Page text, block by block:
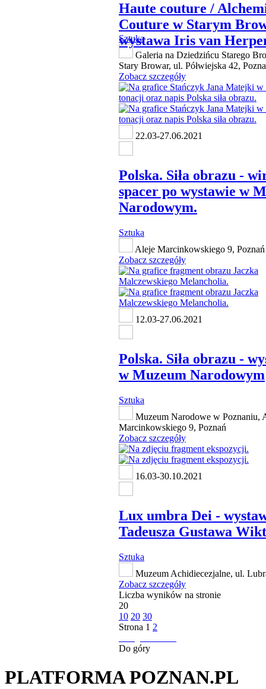
Haute couture /
Couture w Starym
wystawa Iris van
Sztuka
Galeria na Dziedzińcu Starego
Stary Browar, ul. Półwiejska 42,
Zobacz szczegóły
22.03-27.06.2021
Polska. Siła obrazu -
spacer po wystawie w
Narodowym.
Sztuka
Aleje Marcinkowskiego 9, Poznań
Zobacz szczegóły
12.03-27.06.2021
Polska. Siła obrazu -
w Muzeum Narodowym
Sztuka
Muzeum Narodowe w Poznaniu,
Marcinkowskiego 9, Poznań
Zobacz szczegóły
16.03-30.10.2021
Lux umbra Dei -
Tadeusza Gustawa
Sztuka
Muzeum Achidiecezjalne, ul.
Zobacz szczegóły
Liczba wyników na stronie
20
10 20 30
Strona 1 2
Do góry
PLATFORMA POZNAN.PL